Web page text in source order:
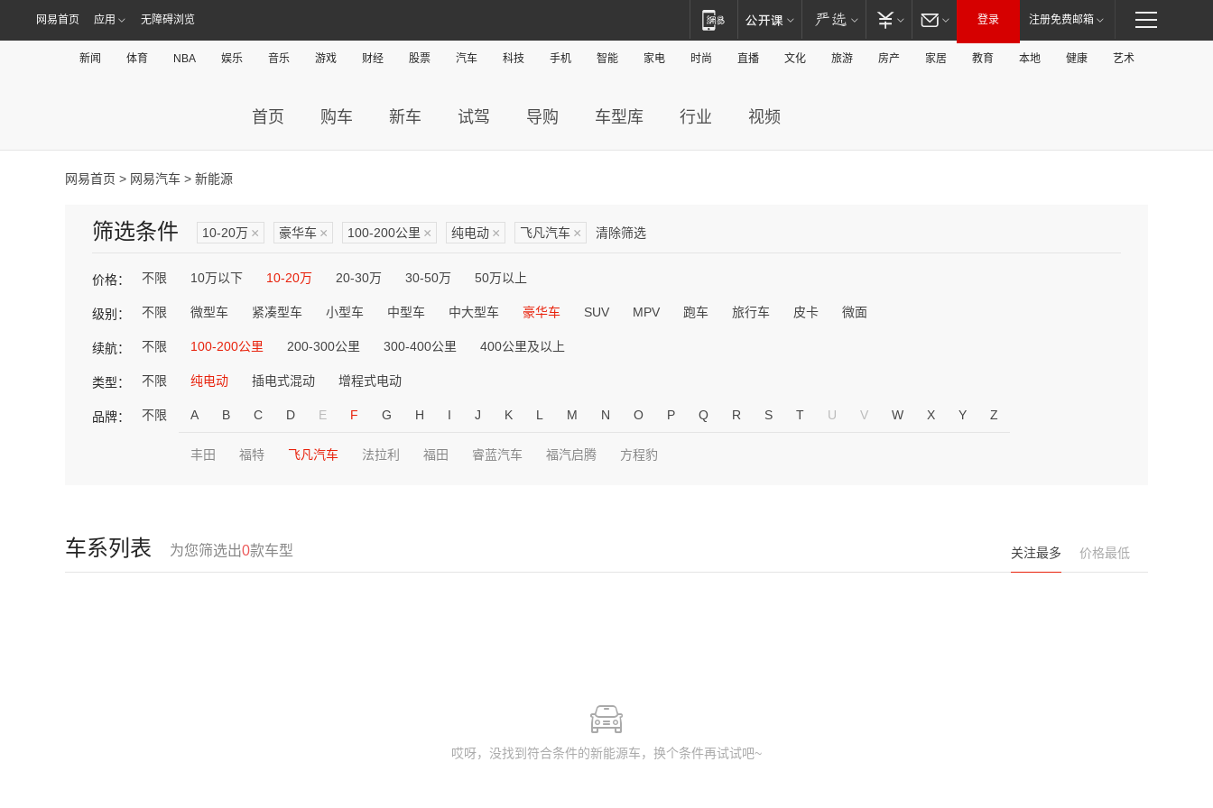
网易首页 应用 无障碍浏览 登录 注册免费邮箱
新闻 体育 NBA 娱乐 音乐 游戏 财经 股票 汽车 科技 手机 智能 家电 时尚 直播 文化 旅游 房产 家居 教育 本地 健康 艺术
首页 购车 新车 试驾 导购 车型库 行业 视频
网易首页 > 网易汽车 > 新能源
筛选条件 10-20万 × 豪华车 × 100-200公里 × 纯电动 × 飞凡汽车 × 清除筛选
价格： 不限 10万以下 10-20万 20-30万 30-50万 50万以上
级别： 不限 微型车 紧凑型车 小型车 中型车 中大型车 豪华车 SUV MPV 跑车 旅行车 皮卡 微面
续航： 不限 100-200公里 200-300公里 300-400公里 400公里及以上
类型： 不限 纯电动 插电式混动 增程式电动
品牌： 不限 A B C D E F G H I J K L M N O P Q R S T U V W X Y Z
丰田 福特 飞凡汽车 法拉利 福田 睿蓝汽车 福汽启腾 方程豹
车系列表 为您筛选出0款车型 关注最多 价格最低
哎呀，没找到符合条件的新能源车，换个条件再试试吧~